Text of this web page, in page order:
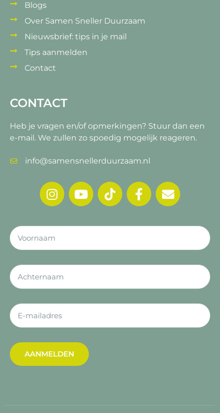
Blogs
Over Samen Sneller Duurzaam
Nieuwsbrief: tips in je mail
Tips aanmelden
Contact
CONTACT
Heb je vragen en/of opmerkingen? Stuur dan een
e-mail. We zullen zo spoedig mogelijk reageren.
info@samensnellerduurzaam.nl
AANMELDEN